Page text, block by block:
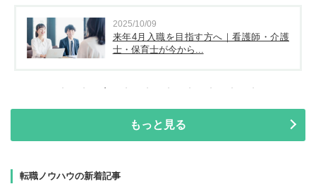
2025/10/09
来年4月入職を目指す方へ｜看護師・介護
士・保育士が今から...
もっと見る
転職ノウハウの新着記事